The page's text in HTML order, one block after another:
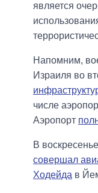
является
Напомним,
Израиля во
числе
Аэропорт
В
совершал
Ходейда в